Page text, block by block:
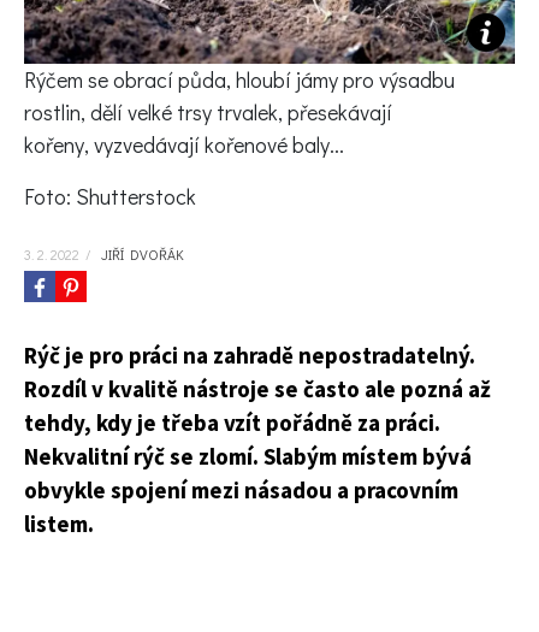
KVÍZY A TESTY
Rýčem se obrací půda, hloubí jámy pro výsadbu
rostlin, dělí velké trsy trvalek, přesekávají
kořeny, vyzvedávají kořenové baly...
Foto: Shutterstock
3. 2. 2022 / JIŘÍ DVOŘÁK
Rýč je pro práci na zahradě nepostradatelný.
Rozdíl v kvalitě nástroje se často ale pozná až
tehdy, kdy je třeba vzít pořádně za práci.
Nekvalitní rýč se zlomí. Slabým místem bývá
obvykle spojení mezi násadou a pracovním
listem.